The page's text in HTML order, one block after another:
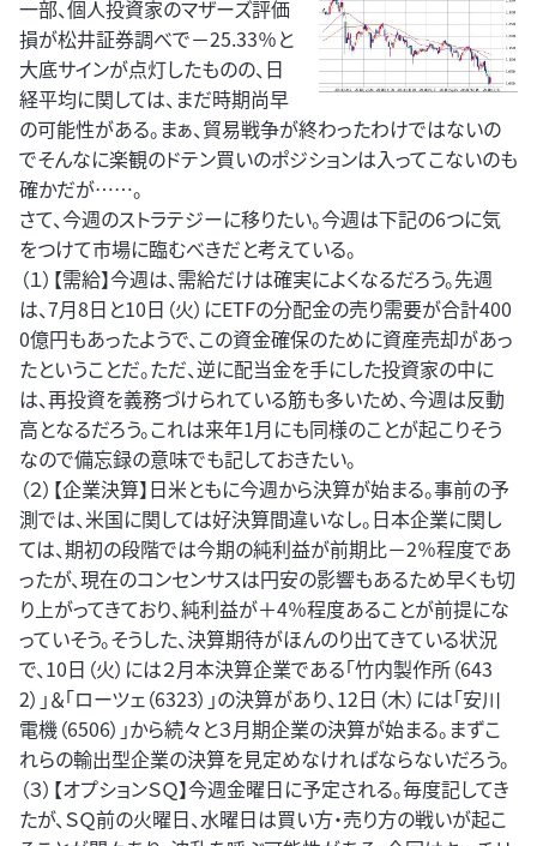
一部、個人投資家のマザーズ評価
損が松井証券調べで－25.33％と
大底サインが点灯したものの、日
経平均に関しては、まだ時期尚早
の可能性がある。まぁ、貿易戦争が終わったわけではないの
でそんなに楽観のドテン買いのポジションは入ってこないのも
確かだが……。
さて、今週のストラテジーに移りたい。今週は下記の6つに気
をつけて市場に臨むべきだと考えている。
（１）【需給】今週は、需給だけは確実によくなるだろう。先週
は、7月8日と10日（火）にETFの分配金の売り需要が合計400
0億円もあったようで、この資金確保のために資産売却があっ
たということだ。ただ、逆に配当金を手にした投資家の中に
は、再投資を義務づけられている筋も多いため、今週は反動
高となるだろう。これは来年1月にも同様のことが起こりそう
なので備忘録の意味でも記しておきたい。
（２）【企業決算】日米ともに今週から決算が始まる。事前の予
測では、米国に関しては好決算間違いなし。日本企業に関し
ては、期初の段階では今期の純利益が前期比－2％程度であ
ったが、現在のコンセンサスは円安の影響もあるため早くも切
り上がってきており、純利益が＋4％程度あることが前提にな
っていそう。そうした、決算期待がほんのり出てきている状況
で、10日（火）には２月本決算企業である「竹内製作所（643
2）」＆「ローツェ（6323）」の決算があり、12日（木）には「安川
電機（6506）」から続々と３月期企業の決算が始まる。まずこ
れらの輸出型企業の決算を見定めなければならないだろう。
（３）【オプションＳＱ】今週金曜日に予定される。毎度記してき
たが、ＳＱ前の火曜日、水曜日は買い方・売り方の戦いが起こ